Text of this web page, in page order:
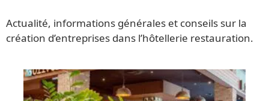
Actualité, informations générales et conseils sur la
création d’entreprises dans l’hôtellerie restauration.